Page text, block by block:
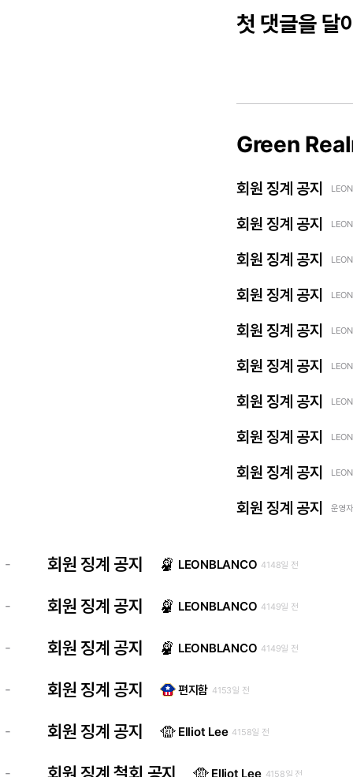
첫 댓글을 달
Green
회원 징계 공지
회원 징계 공지
회원 징계 공지
회원 징계 공지
회원 징계 공지
회원 징계 공지
회원 징계 공지
회원 징계 공지
회원 징계 공지
회원 징계 공지 운영
- 회원 징계 공지 LEONBLANCO 4148일 전
- 회원 징계 공지 LEONBLANCO 4149일 전
- 회원 징계 공지 LEONBLANCO 4149일 전
- 회원 징계 공지 편지함 4153일 전
- 회원 징계 공지 Elliot Lee 4158일 전
- Elliot Lee 4158일 전